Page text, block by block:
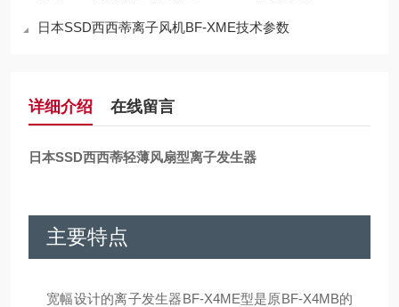
日本SSD西西蒂离子风机BF-XME技术参数
详细介绍 在线留言
日本SSD西西蒂轻薄风扇型离子发生器
主要特点
宽幅设计的离子发生器BF-X4ME型是原BF-X4MB的